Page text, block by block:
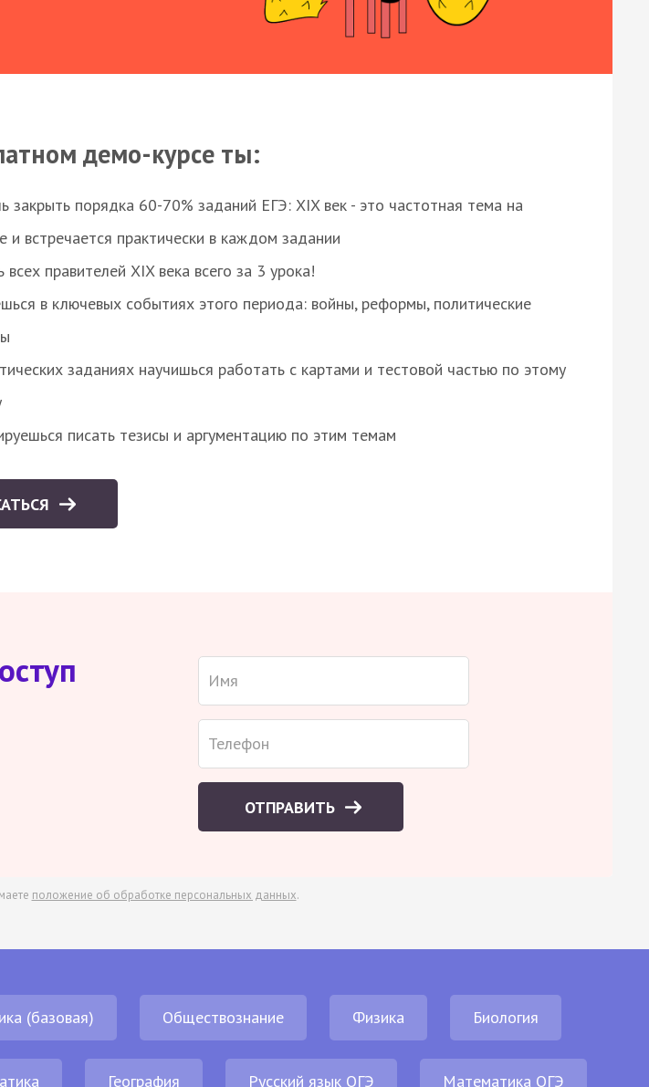
демо-курсе ты:
закрыть порядка 60-70% заданий ЕГЭ: XIX век - это частотная тема на
и встречается практически в каждом задании
всех правителей XIX века всего за 3 урока!
в ключевых событиях этого периода: войны, реформы, политические
заданиях научишься работать с картами и тестовой частью по этому
писать тезисы и аргументацию по этим темам
ОТПРАВИТЬ
положение об обработке персональных данных.
(базовая) Обществознание Физика Биология
География Русский язык ОГЭ Математика ОГЭ